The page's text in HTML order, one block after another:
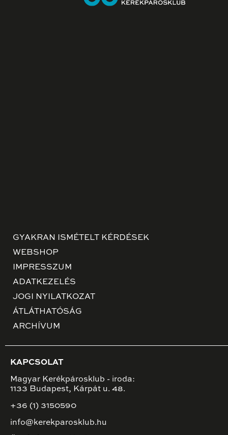
GYAKRAN ISMÉTELT KÉRDÉSEK
WEBSHOP
IMPRESSZUM
ADATKEZELÉS
JOGI NYILATKOZAT
ÁTLÁTHATÓSÁG
ARCHÍVUM
KAPCSOLAT
Magyar Kerékpárosklub - iroda:
1133 Budapest, Kárpát u. 48.
+36 (1) 3150590
info@kerekparosklub.hu